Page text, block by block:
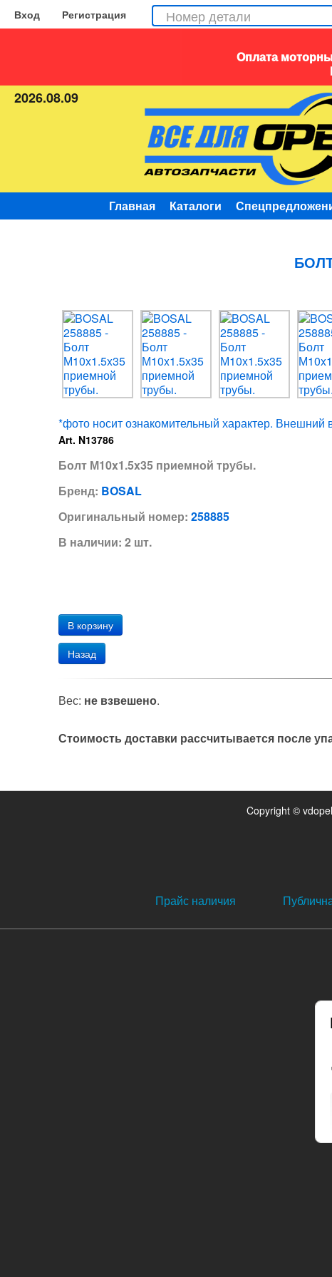
Вход Регистрация
Оплата
2026.08.09
Главная Каталоги
*фото носит ознакомительный характер. Внешний
Art. N13786
Болт М10x1.5x35 приемной трубы.
Бренд: BOSAL
Оригинальный номер: 258885
В наличии: 2 шт.
Назад
Вес: не взвешено.
Стоимость доставки рассчитывается после
Copyright ©
Прайс наличия